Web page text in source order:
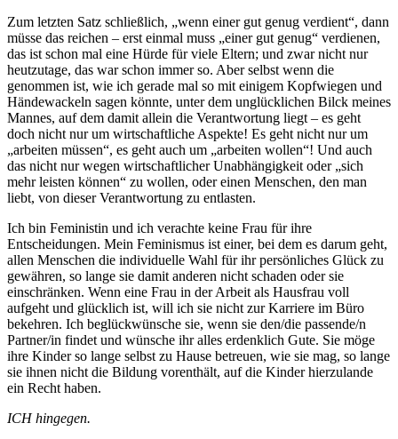
Zum letzten Satz schließlich, „wenn einer gut genug verdient“, dann
müsse das reichen – erst einmal muss „einer gut genug“ verdienen,
das ist schon mal eine Hürde für viele Eltern; und zwar nicht nur
heutzutage, das war schon immer so. Aber selbst wenn die
genommen ist, wie ich gerade mal so mit einigem Kopfwiegen und
Händewackeln sagen könnte, unter dem unglücklichen Bilck meines
Mannes, auf dem damit allein die Verantwortung liegt – es geht
doch nicht nur um wirtschaftliche Aspekte! Es geht nicht nur um
„arbeiten müssen“, es geht auch um „arbeiten wollen“! Und auch
das nicht nur wegen wirtschaftlicher Unabhängigkeit oder „sich
mehr leisten können“ zu wollen, oder einen Menschen, den man
liebt, von dieser Verantwortung zu entlasten.
Ich bin Feministin und ich verachte keine Frau für ihre
Entscheidungen. Mein Feminismus ist einer, bei dem es darum geht,
allen Menschen die individuelle Wahl für ihr persönliches Glück zu
gewähren, so lange sie damit anderen nicht schaden oder sie
einschränken. Wenn eine Frau in der Arbeit als Hausfrau voll
aufgeht und glücklich ist, will ich sie nicht zur Karriere im Büro
bekehren. Ich beglückwünsche sie, wenn sie den/die passende/n
Partner/in findet und wünsche ihr alles erdenklich Gute. Sie möge
ihre Kinder so lange selbst zu Hause betreuen, wie sie mag, so lange
sie ihnen nicht die Bildung vorenthält, auf die Kinder hierzulande
ein Recht haben.
ICH hingegen.